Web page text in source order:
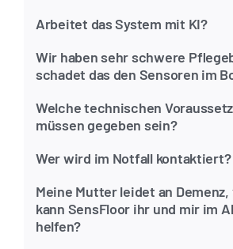
Arbeitet das System mit KI?
Wir haben sehr schwere
schadet das den Sensoren im
Welche technischen
müssen gegeben sein?
Wer wird im Notfall kontaktiert?
Meine Mutter leidet an Demenz,
kann SensFloor ihr und mir im
helfen?